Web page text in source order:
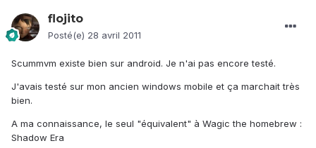
flojito
Posté(e) 28 avril 2011
Scummvm existe bien sur android. Je n'ai pas encore testé.
J'avais testé sur mon ancien windows mobile et ça marchait très
bien.
A ma connaissance, le seul "équivalent" à Wagic the homebrew :
Shadow Era